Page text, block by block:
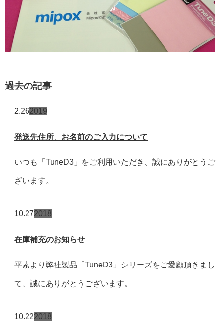
過去の記事
2.262019
発送先住所、お名前のご入力について
いつも「TuneD3」をご利用いただき、誠にありがとうご
ざいます。
10.272018
在庫補充のお知らせ
平素より弊社製品「TuneD3」シリーズをご愛顧頂きまし
て、誠にありがとうございます。
10.222018